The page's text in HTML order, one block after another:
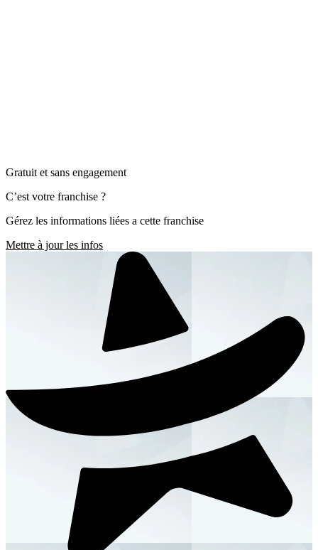
Gratuit et sans engagement
C’est votre franchise ?
Gérez les informations liées a cette franchise
Mettre à jour les infos